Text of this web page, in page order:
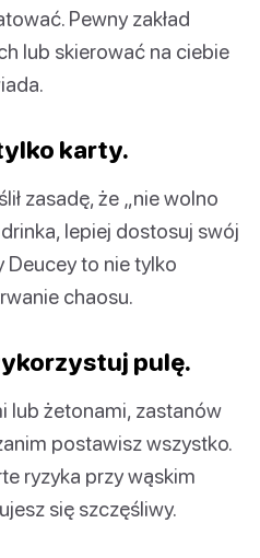
Pewny zakład
lub skierować na ciebie
karty.
zasadę, że „nie wolno
lepiej dostosuj swój
Deucey to nie tylko
chaosu.
pulę.
lub żetonami, zastanów
postawisz wszystko.
ryzyka przy wąskim
się szczęśliwy.